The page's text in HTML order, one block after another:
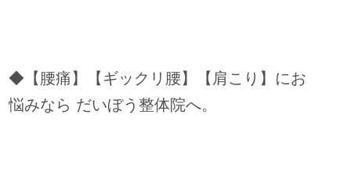
◆【腰痛】【ギックリ腰】【肩こり】にお
悩みなら だいぼう整体院へ。